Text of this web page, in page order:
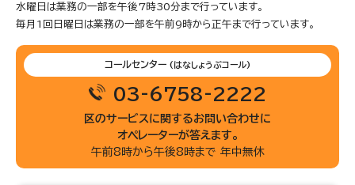
水曜日は業務の一部を午後7時30分まで行っています。
毎月1回日曜日は業務の一部を午前9時から正午まで行っています。
コールセンター (はなしょうぶコール)
03-6758-2222
区のサービスに関するお問い合わせに
オペレーターが答えます。
午前8時から午後8時まで 年中無休